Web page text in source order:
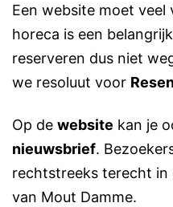
Een website moet veel
horeca is een
reserveren dus niet
we resoluut voor
Op de website kan je
nieuwsbrief.
rechtstreeks terecht in
van Mout Damme.